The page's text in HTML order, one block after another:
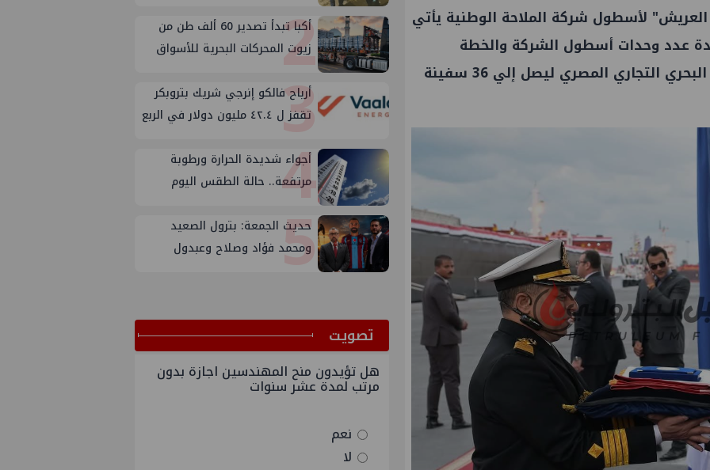
لأسطول شركة الملاحة الوطنية يأتي
عدد وحدات أسطول الشركة والخطة
الشاملة للوزارة لتطوير الأسطول البحري التجاري المصري ليصل إلي 36 سفينة
2
أكبا تبدأ تصدير 60 ألف طن من
زيوت المحركات البحرية للأسواق
3
أرباح فالكو إنرجي شريك بتروبكر
تقفز ل ٤٢.٤ مليون دولار في الربع
4
أجواء شديدة الحرارة ورطوبة
مرتفعة.. حالة الطقس اليوم
5
حديث الجمعة: بترول الصعيد
ومحمد فؤاد وصلاح وعبدول
ﺗﺼﻮﻳﺖ
هل تؤيدون منح المهندسين اجازة بدون
مرتب لمدة عشر سنوات
نعم
لا